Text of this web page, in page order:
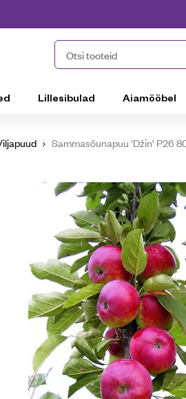
Otsi tooteid
Lillesibulad Aiamööbel
Sammasõunapuu ‘Džin’ P26